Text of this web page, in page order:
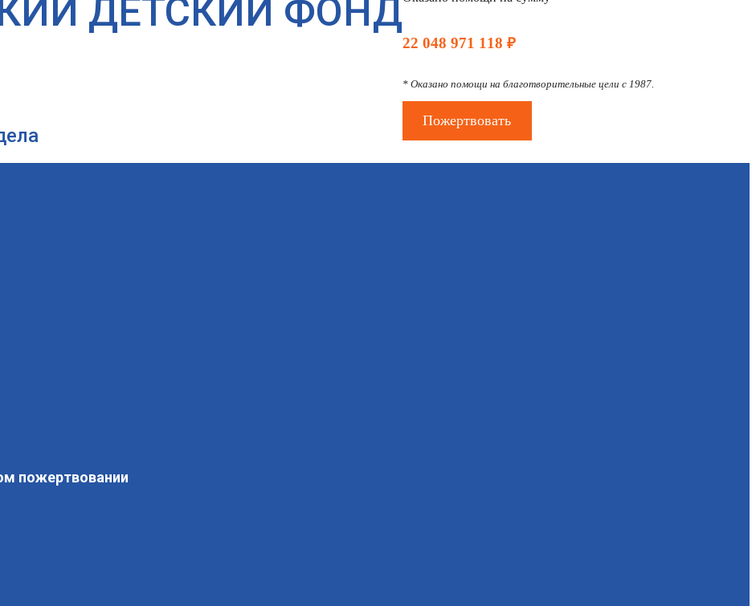
ДЕТСКИЙ ФОНД
22 048 971 118 ₽
* Оказано помощи на благотворительные цели с 1987.
Пожертвовать
пожертвовании